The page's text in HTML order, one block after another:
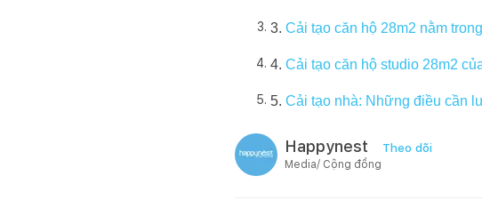
3. Cải tạo căn hộ 28m2 nằm
4. Cải tạo căn hộ studio 28m2
5. Cải tạo nhà: Những điều cần
Happynest Theo dõi
Media/ Cộng đồng